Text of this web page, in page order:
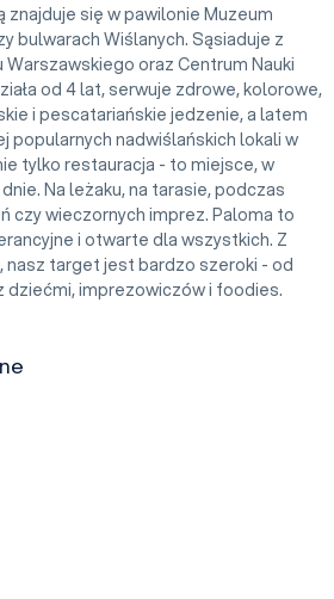
znajduje się w pawilonie Muzeum
bulwarach Wiślanych. Sąsiaduje z
oraz Centrum Nauki
od 4 lat, serwuje zdrowe, kolorowe,
i pescatariańskie jedzenie, a latem
popularnych nadwiślańskich lokali w
tylko restauracja - to miejsce, w
Na leżaku, na tarasie, podczas
czy wieczornych imprez. Paloma to
i otwarte dla wszystkich. Z
target jest bardzo szeroki - od
dziećmi, imprezowiczów i foodies.